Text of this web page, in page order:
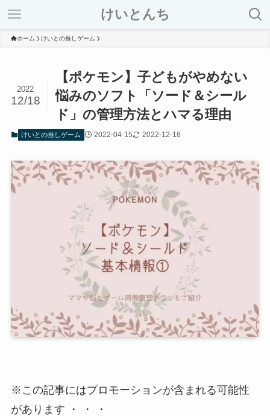
けいとんち
ホーム けいとの推しゲーム
【ポケモン】子どもがやめない
悩みのソフト「ソード＆シール
ド」の管理方法とハマる理由
2022
12/18
けいとの推しゲーム 2022-04-15 2022-12-18
※この記事にはプロモーションが含まれる可能性
があります ・ ・ ・